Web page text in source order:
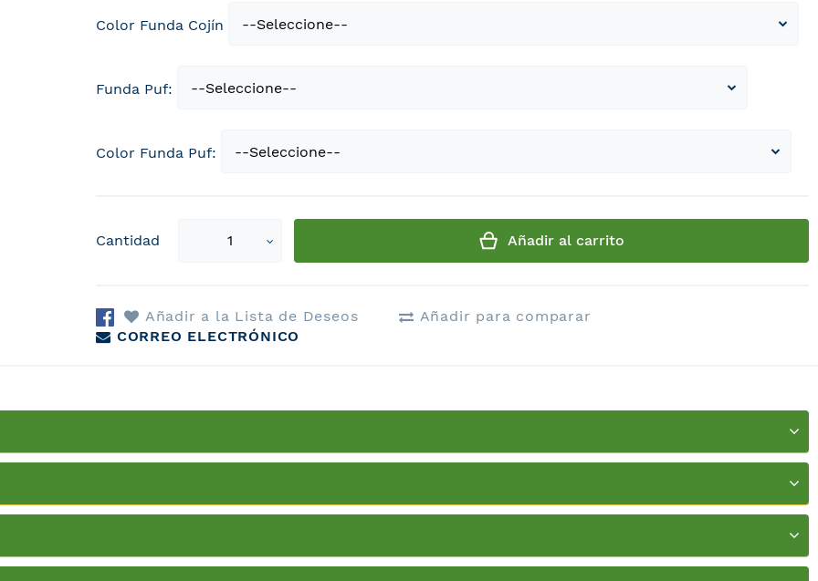
Color Funda Cojín
Funda Puf:
Color Funda Puf:
Cantidad
Select
Añadir al carrito
Añadir a la Lista de Deseos
Añadir para comparar
CORREO ELECTRÓNICO